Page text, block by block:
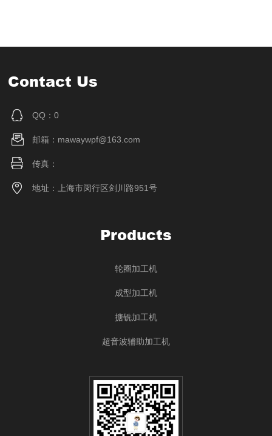
Contact Us
QQ：0
邮箱：mawaywpf@163.com
传真：
地址：上海市闵行区剑川路951号
Products
轮圈加工机
成型加工机
搪铣加工机
超音波辅助加工机